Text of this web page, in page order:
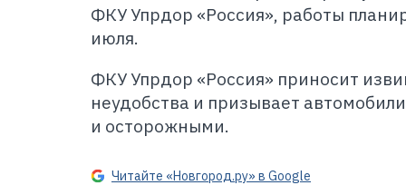
ФКУ Упрдор «Россия», работы
июля.
ФКУ Упрдор «Россия» приносит
неудобства и призывает
и осторожными.
Читайте «Новгород.ру» в Google